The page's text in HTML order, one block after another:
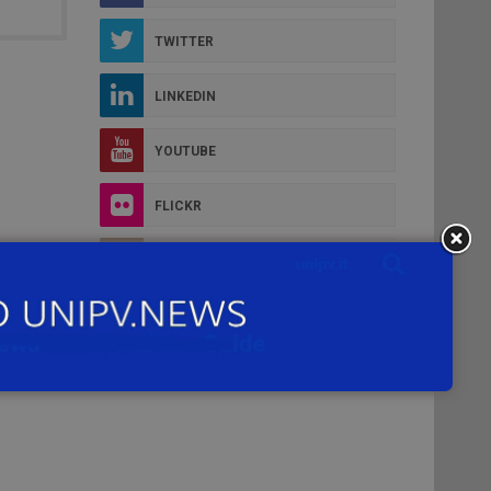
TWITTER
LINKEDIN
YOUTUBE
FLICKR